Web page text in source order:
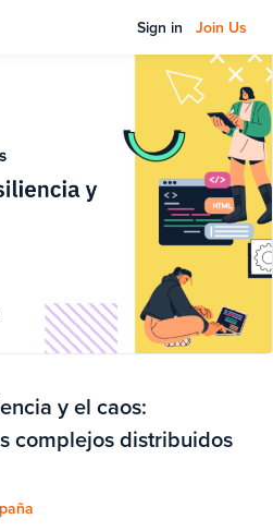
Sign in Join Us
y el caos:
complejos distribuidos